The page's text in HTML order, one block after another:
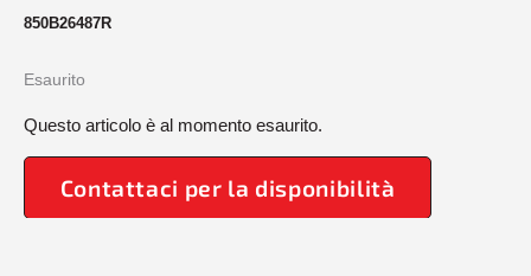
850B26487R
Esaurito
Questo articolo è al momento esaurito.
Contattaci per la disponibilità